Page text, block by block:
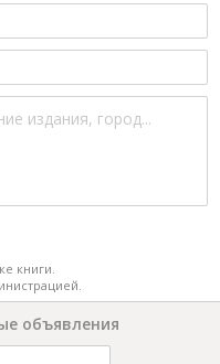
книги.
объявления